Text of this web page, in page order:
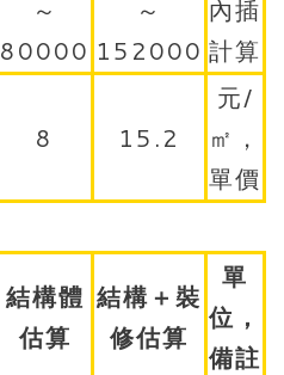
～
80000
～
152000
內插
計算
8 15.2
元/
㎡，
單價
結構體
估算
結構＋裝
修估算
單
位，
備註